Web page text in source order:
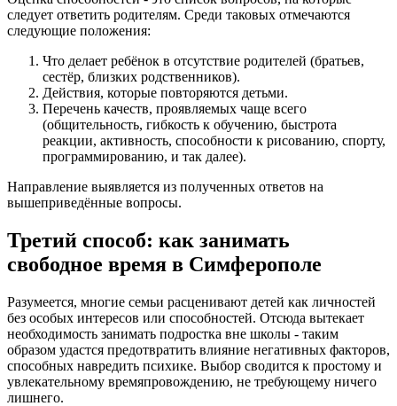
следует ответить родителям. Среди таковых отмечаются
следующие положения:
Что делает ребёнок в отсутствие родителей (братьев,
сестёр, близких родственников).
Действия, которые повторяются детьми.
Перечень качеств, проявляемых чаще всего
(общительность, гибкость к обучению, быстрота
реакции, активность, способности к рисованию, спорту,
программированию, и так далее).
Направление выявляется из полученных ответов на
вышеприведённые вопросы.
Третий способ: как занимать
свободное время в Симферополе
Разумеется, многие семьи расценивают детей как личностей
без особых интересов или способностей. Отсюда вытекает
необходимость занимать подростка вне школы - таким
образом удастся предотвратить влияние негативных факторов,
способных навредить психике. Выбор сводится к простому и
увлекательному времяпровождению, не требующему ничего
лишнего.